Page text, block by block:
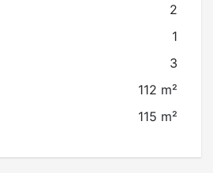
2
1
3
112 m²
115 m²